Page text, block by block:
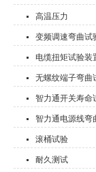
高温压力
变频调速弯曲试
电缆扭矩试验装
无螺纹端子弯曲
智力通开关寿命
智力通电源线弯
滚桶试验
耐久测试